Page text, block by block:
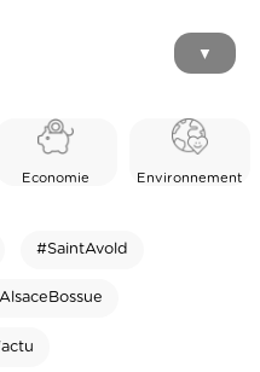
▼
Economie Environnement
#SaintAvold